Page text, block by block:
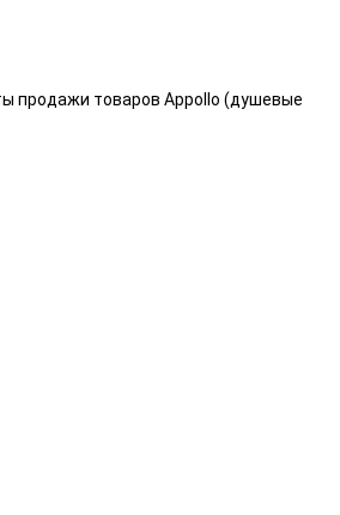
продажи товаров Appollo (душевые